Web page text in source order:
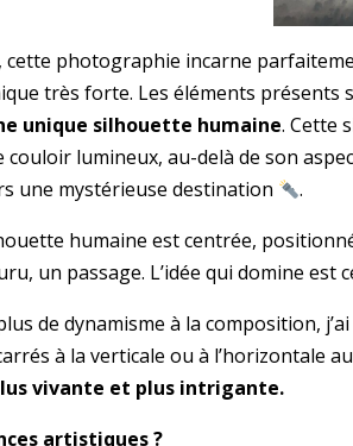
cette photographie incarne
très forte. Les éléments présents
unique silhouette humaine. Cette
couloir lumineux, au-delà de son
une mystérieuse destination
.
humaine est centrée,
un passage. L’idée qui domine est
de dynamisme à la composition,
à la verticale ou à l’horizontale
vivante et plus intrigante.
artistiques ?